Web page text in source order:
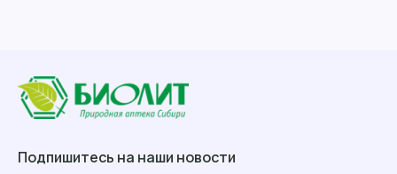
Подпишитесь на наши новости